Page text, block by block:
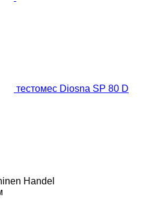
тестомес Diosna SP 80 D
Handel